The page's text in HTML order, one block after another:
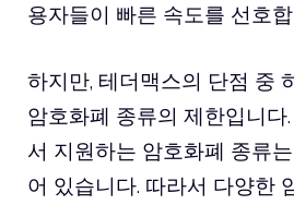
용자들이 빠른 속도를 선호
하지만, 테더맥스의 단점 중
암호화폐 종류의 제한입니다
서 지원하는 암호화폐 종류
어 있습니다. 따라서 다양한